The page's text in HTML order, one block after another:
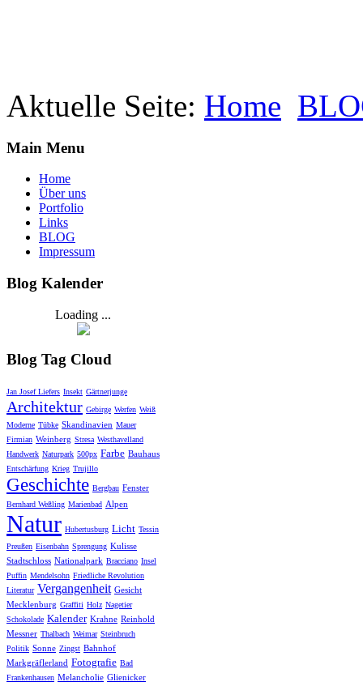
Aktuelle Seite: Home
Main Menu
Home
Über uns
Portfolio
Links
BLOG
Impressum
Blog Kalender
Loading ...
Blog Tag Cloud
Jan Josef Liefers Insekt Gärtnerjunge
Architektur Gebirge Werfen Weiß
Moderne Tübke Skandinavien Mauer
Firmian Weinberg Stresa Westhavelland
Handwerk Naturpark 500px Farbe Bauhaus
Entschärfung Krieg Trujillo
Geschichte Bergbau Fenster
Bernhard Weßling Marienbad Alpen
Natur Hubertusburg Licht Tessin
Preußen Eisenbahn Sprengung Kulisse
Stadtschloss Nationalpark Bracciano Insel
Puffin Mendelsohn Friedliche Revolution
Literatur Vergangenheit Gesicht
Mecklenburg Graffiti Holz Nagetier
Schokolade Kalender Krahne Reinhold
Messner Thalbach Weimar Steinbruch
Politik Sonne Zingst Bahnhof
Markgräflerland Fotografie Bad
Frankenhausen Melancholie Glienicker